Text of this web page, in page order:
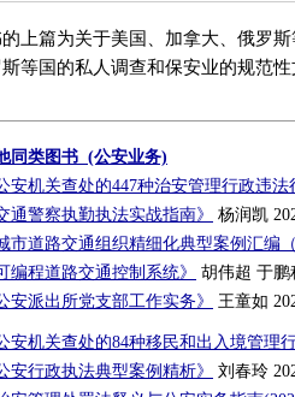
上篇为关于美国、加拿大、俄罗
等国的私人调查和保安业的规范
同类图书 (公安业务)
安机关查处的447种治安管理行政违法
通警察执勤执法实战指南》
杨润凯
市道路交通组织精细化典型案例汇编
编程道路交通控制系统》
胡伟超 于鹏
安派出所党支部工作实务》
王童如
安机关查处的84种移民和出入境管理
安行政执法典型案例精析》
刘春玲